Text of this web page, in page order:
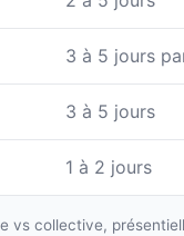
3 à 5 jours
3 à 5 jours
1 à 2 jours
vs collective,